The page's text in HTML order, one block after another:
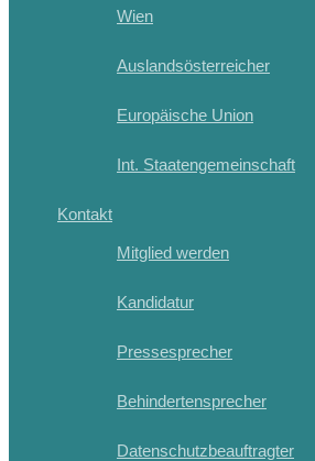
Wien
Auslandsösterreicher
Europäische Union
Int. Staatengemeinschaft
Kontakt
Mitglied werden
Kandidatur
Pressesprecher
Behindertensprecher
Datenschutzbeauftragter